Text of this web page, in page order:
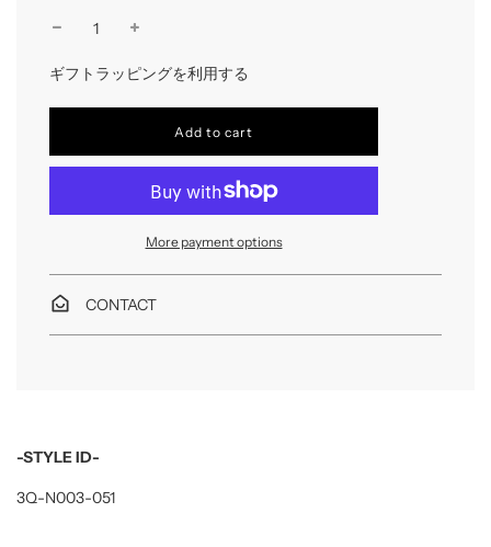
ギフトラッピングを利用する
l
a
d
i
g
.
Add to cart
More payment options
CONTACT
-STYLE ID-
3Q-N003-051